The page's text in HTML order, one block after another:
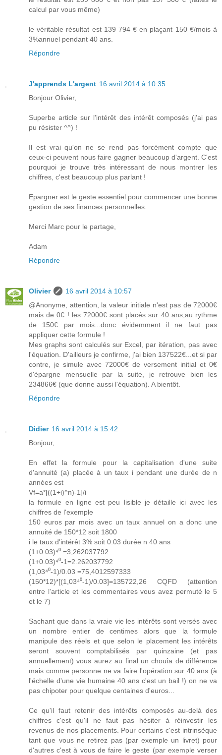
calcul par vous même)
le véritable résultat est 139 794 € en plaçant 150 €/mois à
3%annuel pendant 40 ans.
Répondre
J'apprends L'argent 16 avril 2014 à 10:35
Bonjour Olivier,
Superbe article sur l'intérêt des intérêt composés (j'ai pas
pu résister ^^) !
Il est vrai qu'on ne se rend pas forcément compte que
ceux-ci peuvent nous faire gagner beaucoup d'argent. C'est
pourquoi je trouve très intéressant de nous montrer les
chiffres, c'est beaucoup plus parlant !
Epargner est le geste essentiel pour commencer une bonne
gestion de ses finances personnelles.
Merci Marc pour le partage,
Adam
Répondre
Olivier
16 avril 2014 à 10:57
@Anonyme, attention, la valeur initiale n'est pas de 72000€
mais de 0€ ! les 72000€ sont placés sur 40 ans,au rythme
de 150€ par mois...donc évidemment il ne faut pas
appliquer cette formule !
Mes graphs sont calculés sur Excel, par itération, pas avec
l'équation. D'ailleurs je confirme, j'ai bien 137522€...et si par
contre, je simule avec 72000€ de versement initial et 0€
d'épargne mensuelle par la suite, je retrouve bien les
234866€ (que donne aussi l'équation). A bientôt.
Répondre
Didier 16 avril 2014 à 15:42
Bonjour,
En effet la formule pour la capitalisation d'une suite
d'annuité (a) placée à un taux i pendant une durée de n
années est
Vf=a*[((1+i)^n)-1]/i
la formule en ligne est peu lisible je détaille ici avec les
chiffres de l'exemple
150 euros par mois avec un taux annuel on a donc une
annuité de 150*12 soit 1800
i le taux d'intérêt 3% soit 0.03 durée n 40 ans
(1+0.03)⁴⁰ =3,262037792
(1+0.03)⁴⁰-1=2.262037792
(1,03⁴⁰-1)/0.03 =75,4012597333
(150*12)*[(1,03⁴⁰-1)/0.03]=135722,26 CQFD (attention
entre l'article et les commentaires vous avez permuté le 5
et le 7)
Sachant que dans la vraie vie les intérêts sont versés avec
un nombre entier de centimes alors que la formule
manipule des réels et que selon le placement les intérêts
seront souvent comptabilisés par quinzaine (et pas
annuellement) vous aurez au final un chouîa de différence
mais comme personne ne va faire l'opération sur 40 ans (à
l'échelle d'une vie humaine 40 ans c'est un bail !) on ne va
pas chipoter pour quelque centaines d'euros...
Ce qu'il faut retenir des intérêts composés au-delà des
chiffres c'est qu'il ne faut pas hésiter à réinvestir les
revenus de nos placements. Pour certains c'est intrinsèque
tant que vous ne retirez pas (par exemple un livret) pour
d'autres c'est à vous de faire le geste (par exemple verser